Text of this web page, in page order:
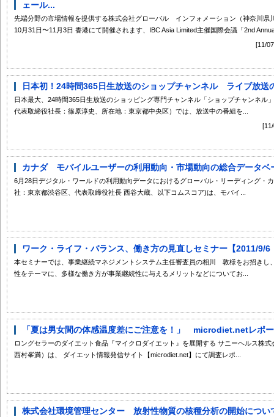
ェール...
先端分野の市場情報を提供する株式会社グローバル インフォメーション（神奈川県
10月31日〜11月3日 香港にて開催されます、IBC Asia Limited主催国際会議「2nd
[11/
日本初！24時間365日生放送のショップチャンネル ライブ放送
日本最大、24時間365日生放送のショッピング専門チャンネル「ショップチャンネル
代表取締役社長：篠原淳史、所在地：東京都中央区）では、放送中の番組を...
カナダ モバイルユーザーの利用動向・市場動向の総合データベ
6月28日デジタル・ワールドの利用動向データにおけるグローバル・リーディング・
社：東京都渋谷区、代表取締役社長 西谷大蔵、以下コムスコア)は、モバイ...
ワーク・ライフ・バランス、働き方の見直しセミナー【2011/9/6
本セミナーでは、事業継続マネジメントシステム主任審査員の相川 敦様をお招きし
性をテーマに、多様な働き方が事業継続性に与えるメリットなどについてお...
「夏は男女間の体感温度差にご注意を！」 microdiet.netレポ
ロングセラーのダイエット食品『マイクロダイエット』を展開する サニーヘルス株
西村峯満）は、 ダイエット情報発信サイト【microdiet.net】にて調査レポ...
株式会社環境管理センター 放射性物質の核種分析の開始につい